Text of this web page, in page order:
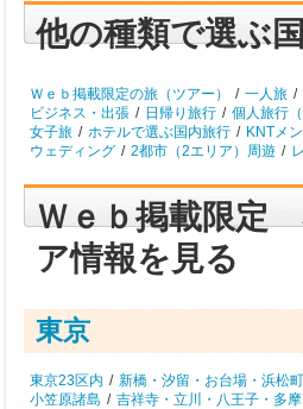
他の種類で選ぶ
Ｗｅｂ掲載限定の旅（ツアー） / 一人旅 /
ビジネス・出張 / 日帰り旅行 / 個人旅行
女子旅 / ホテルで選ぶ国内旅行 / KNTメ
ウェディング / 2都市（2エリア）周遊 /
Ｗｅｂ掲載限定
ア情報を見る
東京
東京23区内 / 新橋・汐留・お台場・浜松町
小笠原諸島 / 吉祥寺・立川・八王子・多摩